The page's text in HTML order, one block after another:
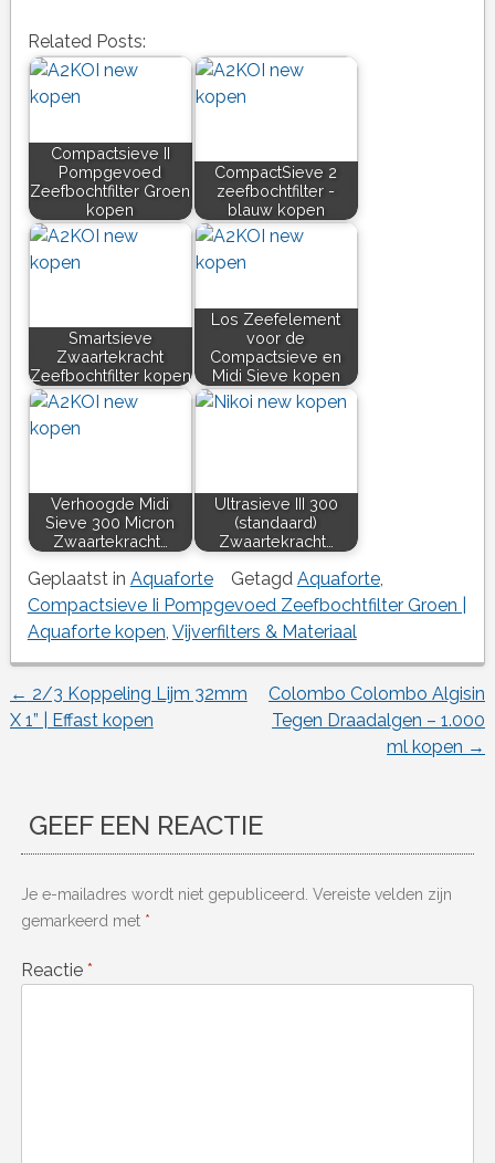
Related Posts:
Compactsieve II
Pompgevoed
Zeefbochtfilter Groen
kopen
CompactSieve 2
zeefbochtfilter -
blauw kopen
Smartsieve
Zwaartekracht
Zeefbochtfilter kopen
Los Zeefelement
voor de
Compactsieve en
Midi Sieve kopen
Verhoogde Midi
Sieve 300 Micron
Zwaartekracht…
Ultrasieve III 300
(standaard)
Zwaartekracht…
Geplaatst in Aquaforte Getagd Aquaforte,
Compactsieve Ii Pompgevoed Zeefbochtfilter Groen |
Aquaforte kopen, Vijverfilters & Materiaal
Berichtnavigatie
← 2/3 Koppeling Lijm 32mm
X 1” | Effast kopen
Colombo Colombo Algisin
Tegen Draadalgen – 1.000
ml kopen →
GEEF EEN REACTIE
Je e-mailadres wordt niet gepubliceerd. Vereiste velden zijn
gemarkeerd met *
Reactie *